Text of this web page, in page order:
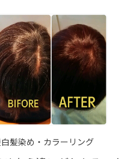
髪染め・カラーリング